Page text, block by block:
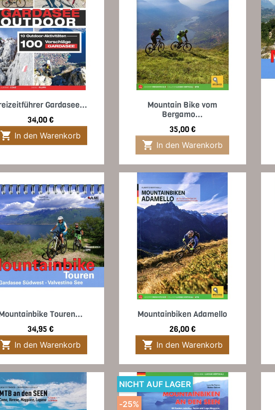
VorschauGardasee...
Preis
34,00 €
 In den Warenkorb
Vorschau
Mountain Bike vom
Bergamo...
Preis
35,00 €
 In den Warenkorb
 VorschauTouren...
Preis
34,95 €
 In den Warenkorb
 Vorschau
Mountainbiken Adamello
Preis
26,00 €
 In den Warenkorb
NICHT AUF LAGER
-25%